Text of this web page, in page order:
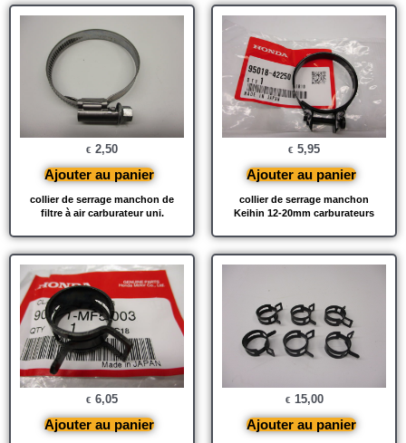
collier de serrage manchon de
filtre à air carburateur uni.
€ 2,50
Ajouter au panier
collier de serrage manchon
Keihin 12-20mm carburateurs
€ 5,95
Ajouter au panier
€ 6,05
Ajouter au panier
€ 15,00
Ajouter au panier